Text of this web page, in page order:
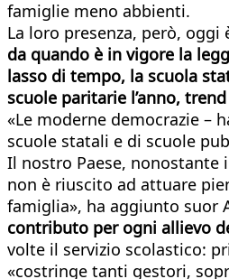
famiglie meno abbienti.
La loro presenza, però,
da quando è in vigore la
lasso di tempo, la scuola
scuole paritarie l’anno,
«Le moderne democrazie –
scuole statali e di scuole
Il nostro Paese, nonostante
non è riuscito ad attuare
famiglia», ha aggiunto suor
contributo per ogni allievo
volte il servizio scolastico:
«costringe tanti gestori,